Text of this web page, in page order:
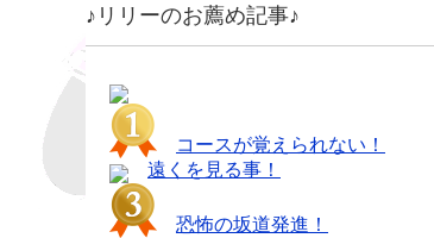
♪リリーのお薦め記事♪
コースが覚えられない！
遠くを見る事！
恐怖の坂道発進！